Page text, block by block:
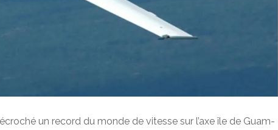
un record du monde de vitesse sur l’axe île de Guam-